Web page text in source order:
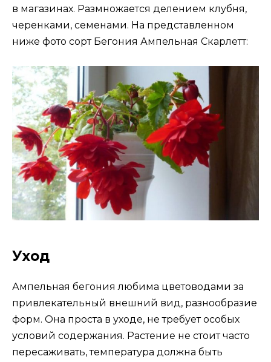
в магазинах. Размножается делением клубня,
черенками, семенами. На представленном
ниже фото сорт Бегония Ампельная Скарлетт:
Уход
Ампельная бегония любима цветоводами за
привлекательный внешний вид, разнообразие
форм. Она проста в уходе, не требует особых
условий содержания. Растение не стоит часто
пересаживать, температура должна быть